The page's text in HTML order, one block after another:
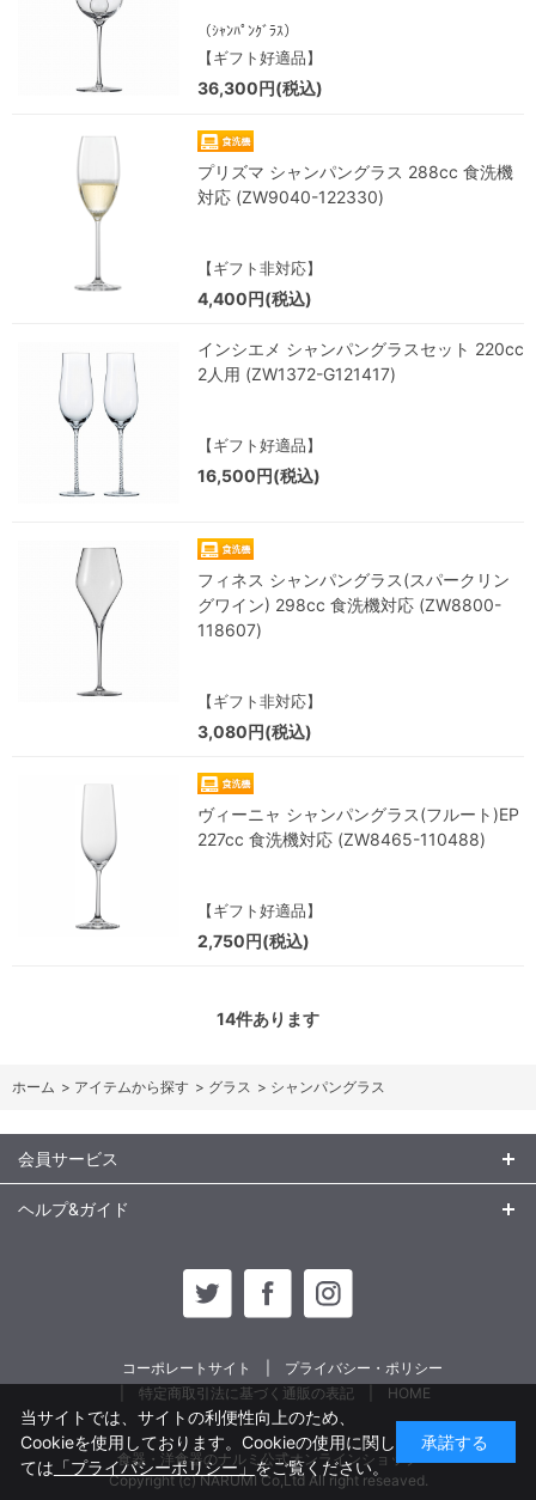
（ｼｬﾝﾊﾟﾝｸﾞﾗｽ）
【ギフト好適品】
36,300円(税込)
プリズマ シャンパングラス 288cc 食洗機
対応 (ZW9040-122330)
【ギフト非対応】
4,400円(税込)
インシエメ シャンパングラスセット 220cc
2人用 (ZW1372-G121417)
【ギフト好適品】
16,500円(税込)
フィネス シャンパングラス(スパークリン
グワイン) 298cc 食洗機対応 (ZW8800-
118607)
【ギフト非対応】
3,080円(税込)
ヴィーニャ シャンパングラス(フルート)EP
227cc 食洗機対応 (ZW8465-110488)
【ギフト好適品】
2,750円(税込)
14件あります
ホーム > アイテムから探す > グラス > シャンパングラス
会員サービス
ヘルプ&ガイド
コーポレートサイト
プライバシー・ポリシー
特定商取引法に基づく通販の表記
HOME
食器・洋食器のナルミ公式オンラインショップ
Copyright (c) NARUMI Co,Ltd All right reseaved.
当サイトでは、サイトの利便性向上のため、
Cookieを使用しております。Cookieの使用に関し
ては 「プライバシーポリシー」をご覧ください。
承諾する